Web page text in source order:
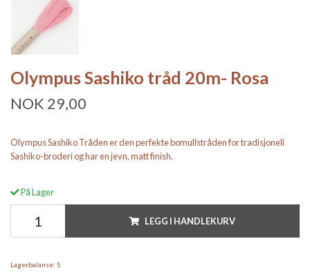
Olympus Sashiko tråd 20m- Rosa
NOK 29,00
Olympus Sashiko Tråden er den perfekte bomullstråden for tradisjonell
Sashiko-broderi og har en jevn, matt finish.
På Lager
LEGG I HANDLEKURV
Lagerbalanse: 5